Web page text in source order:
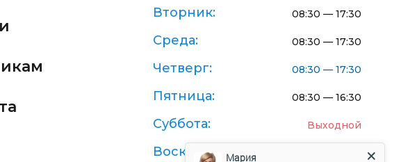
Вторник: 08:30 — 17:30
Среда: 08:30 — 17:30
Четверг: 08:30 — 17:30
Пятница: 08:30 — 16:30
Суббота: Выходной
Воскресенье:
Мария